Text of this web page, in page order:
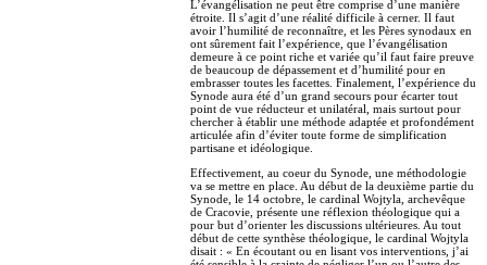
L’évangélisation ne peut être comprise d’une manière
étroite. Il s’agit d’une réalité difficile à cerner. Il faut
avoir l’humilité de reconnaître, et les Pères synodaux en
ont sûrement fait l’expérience, que l’évangélisation
demeure à ce point riche et variée qu’il faut faire preuve
de beaucoup de dépassement et d’humilité pour en
embrasser toutes les facettes. Finalement, l’expérience du
Synode aura été d’un grand secours pour écarter tout
point de vue réducteur et unilatéral, mais surtout pour
chercher à établir une méthode adaptée et profondément
articulée afin d’éviter toute forme de simplification
partisane et idéologique.
Effectivement, au coeur du Synode, une méthodologie
va se mettre en place. Au début de la deuxième partie du
Synode, le 14 octobre, le cardinal Wojtyla, archevêque
de Cracovie, présente une réflexion théologique qui a
pour but d’orienter les discussions ultérieures. Au tout
début de cette synthèse théologique, le cardinal Wojtyla
disait : « En écoutant ou en lisant vos interventions, j’ai